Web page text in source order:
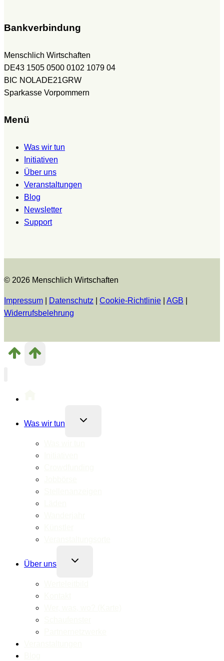
Bankverbindung
Menschlich Wirtschaften
DE43 1505 0500 0102 1079 04
BIC NOLADE21GRW
Sparkasse Vorpommern
Menü
Was wir tun
Initiativen
Über uns
Veranstaltungen
Blog
Newsletter
Support
© 2026 Menschlich Wirtschaften
Impressum Datenschutz Cookie-Richtlinie AGB
Widerrufsbelehrung
Was wir tun
Untermenü
Über uns
Untermenü